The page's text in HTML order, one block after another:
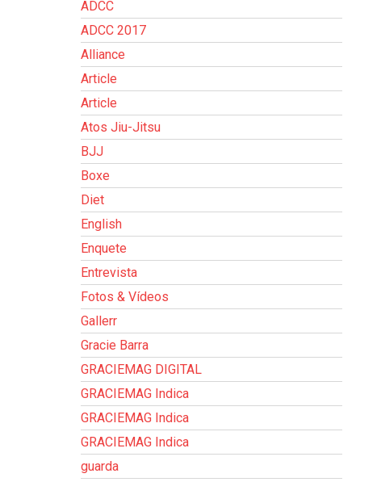
ADCC
ADCC 2017
Alliance
Article
Article
Atos Jiu-Jitsu
BJJ
Boxe
Diet
English
Enquete
Entrevista
Fotos & Vídeos
Gallerr
Gracie Barra
GRACIEMAG DIGITAL
GRACIEMAG Indica
GRACIEMAG Indica
GRACIEMAG Indica
guarda